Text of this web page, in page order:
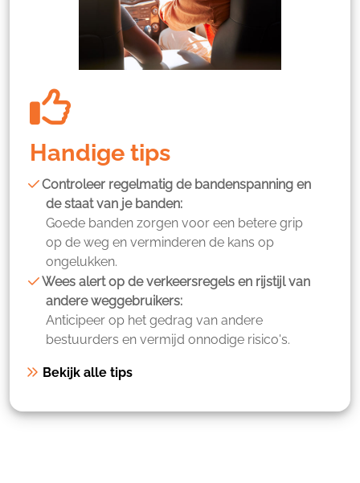
Handige tips
Controleer regelmatig de bandenspanning en
de staat van je banden:
Goede banden zorgen voor een betere grip
op de weg en verminderen de kans op
ongelukken.
Wees alert op de verkeersregels en rijstijl van
andere weggebruikers:
Anticipeer op het gedrag van andere
bestuurders en vermijd onnodige risico's.
Bekijk alle tips